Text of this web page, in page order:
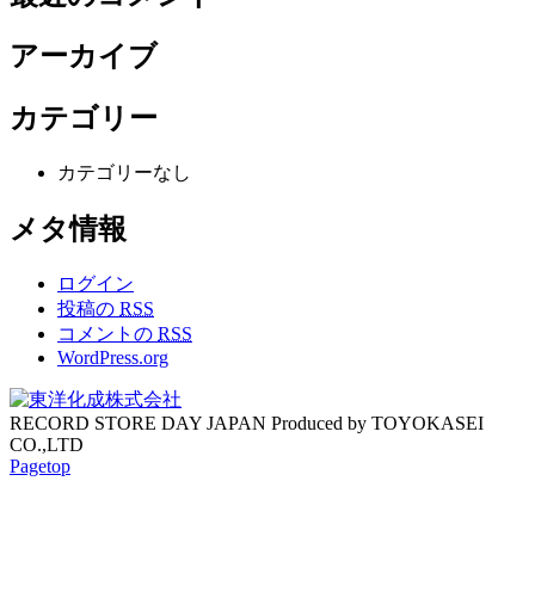
アーカイブ
カテゴリー
カテゴリーなし
メタ情報
ログイン
投稿の RSS
コメントの RSS
WordPress.org
RECORD STORE DAY JAPAN Produced by TOYOKASEI
CO.,LTD
Pagetop